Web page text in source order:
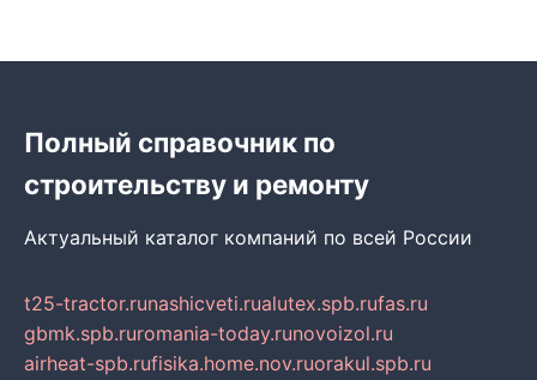
Полный справочник по
строительству и ремонту
Актуальный каталог компаний по всей России
t25-tractor.runashicveti.rualutex.spb.rufas.ru
gbmk.spb.ruromania-today.runovoizol.ru
airheat-spb.rufisika.home.nov.ruorakul.spb.ru